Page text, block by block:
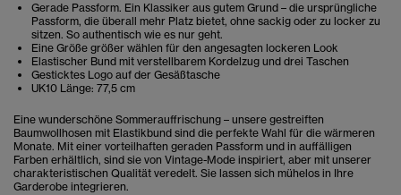
Gerade Passform. Ein Klassiker aus gutem Grund – die ursprüngliche
Passform, die überall mehr Platz bietet, ohne sackig oder zu locker zu
sitzen. So authentisch wie es nur geht.
Eine Größe größer wählen für den angesagten lockeren Look
Elastischer Bund mit verstellbarem Kordelzug und drei Taschen
Gesticktes Logo auf der Gesäßtasche
UK10 Länge: 77,5 cm
Eine wunderschöne Sommerauffrischung – unsere gestreiften
Baumwollhosen mit Elastikbund sind die perfekte Wahl für die wärmeren
Monate. Mit einer vorteilhaften geraden Passform und in auffälligen
Farben erhältlich, sind sie von Vintage-Mode inspiriert, aber mit unserer
charakteristischen Qualität veredelt. Sie lassen sich mühelos in Ihre
Garderobe integrieren.